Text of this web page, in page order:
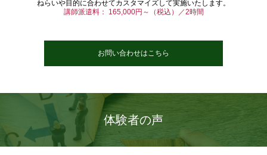
ねらいや目的に合わせてカスタマイズして実施いたします。
講師派遣料： 165,000円～（税込）／2時間
お問い合わせはこちら
体験者の声